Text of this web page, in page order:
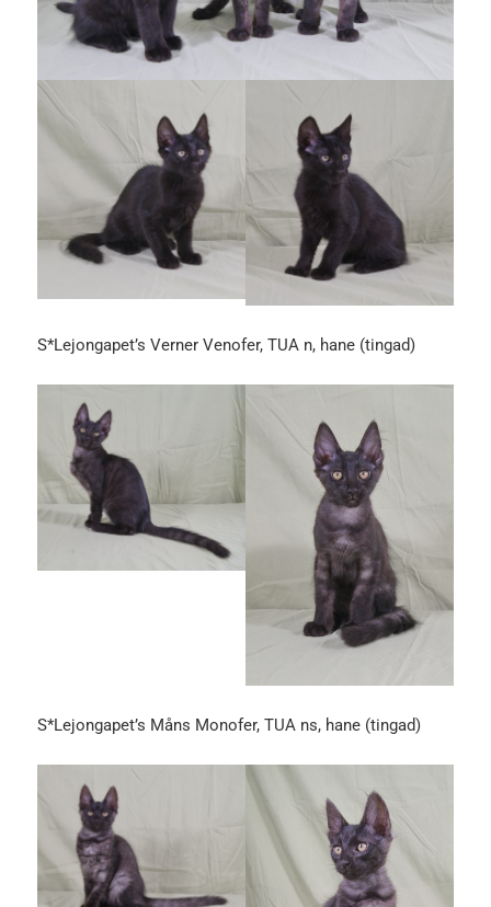
S*Lejongapet’s Verner Venofer, TUA n, hane (tingad)
S*Lejongapet’s Måns Monofer, TUA ns, hane (tingad)